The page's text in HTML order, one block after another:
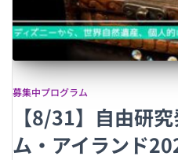
募集中プログラム
【8/31】自由研
ム・アイランド